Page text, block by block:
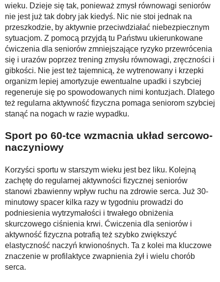
wieku. Dzieje się tak, ponieważ zmysł równowagi seniorów
nie jest już tak dobry jak kiedyś. Nic nie stoi jednak na
przeszkodzie, by aktywnie przeciwdziałać niebezpiecznym
sytuacjom. Z pomocą przyjdą tu Państwu ukierunkowane
ćwiczenia dla seniorów zmniejszające ryzyko przewrócenia
się i urazów poprzez trening zmysłu równowagi, zręczności i
gibkości. Nie jest też tajemnicą, że wytrenowany i krzepki
organizm lepiej amortyzuje ewentualne upadki i szybciej
regeneruje się po spowodowanych nimi kontuzjach. Dlatego
też regularna aktywność fizyczna pomaga seniorom szybciej
stanąć na nogach w razie wypadku.
Sport po 60-tce wzmac­nia układ ser­co­wo-
na­czy­nio­wy
Korzyści sportu w starszym wieku jest bez liku. Kolejną
zachętę do regularnej aktywności fizycznej seniorów
stanowi zbawienny wpływ ruchu na zdrowie serca. Już 30-
minutowy spacer kilka razy w tygodniu prowadzi do
podniesienia wytrzymałości i trwałego obniżenia
skurczowego ciśnienia krwi. Ćwiczenia dla seniorów i
aktywność fizyczna potrafią też szybko zwiększyć
elastyczność naczyń krwionośnych. Ta z kolei ma kluczowe
znaczenie w profilaktyce zwapnienia żył i wielu chorób
serca.